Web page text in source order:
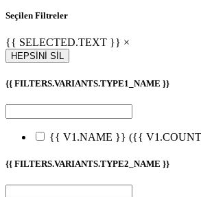
Seçilen Filtreler
{{ SELECTED.TEXT }} ×
HEPSİNİ SİL
{{ FILTERS.VARIANTS.TYPE1_NAME }}
{{ V1.NAME }} ({{
{{ FILTERS.VARIANTS.TYPE2_NAME }}